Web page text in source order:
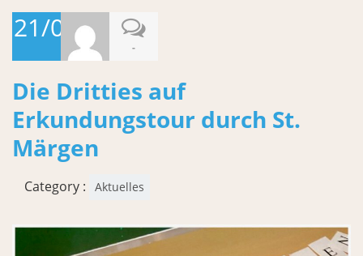
21/06/2026
-
Die Dritties auf
Erkundungstour durch St.
Märgen
Category : Aktuelles